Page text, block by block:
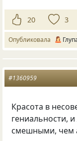
20 3
Опубликовала
#1360959
Красота в
гениальности,
смешными, чем